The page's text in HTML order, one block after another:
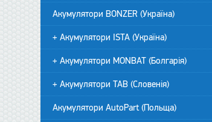
Акумулятори BONZER (Україна)
+ Акумулятори ISTA (Україна)
+ Акумулятори MONBAT (Болгарія)
+ Акумулятори TAB (Словенія)
Акумулятори AutoPart (Польща)